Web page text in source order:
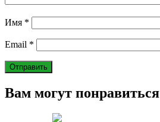
Имя *
Email *
Вам могут понравиться